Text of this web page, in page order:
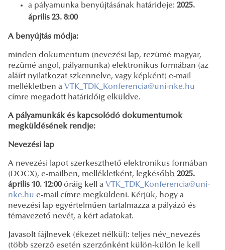
a pályamunka benyújtásának határideje: 2025.
április 23. 8:00
A benyújtás módja:
minden dokumentum (nevezési lap, rezümé magyar,
rezümé angol, pályamunka) elektronikus formában (az
aláírt nyilatkozat szkennelve, vagy képként) e-mail
mellékletben a VTK_TDK_Konferencia@uni-nke.hu
címre megadott határidőig elküldve.
A pályamunkák és kapcsolódó dokumentumok
megküldésének rendje:
Nevezési lap
A nevezési lapot szerkeszthető elektronikus formában
(DOCX), e-mailben, mellékletként, legkésőbb 2025.
április 10. 12:00óráig kell a VTK_TDK_Konferencia@uni-
nke.hu e-mail címre megküldeni. Kérjük, hogy a
nevezési lap egyértelműen tartalmazza a pályázó és
témavezető nevét, a kért adatokat.
Javasolt fájlnevek (ékezet nélkül): teljes név_nevezés
(több szerző esetén szerzőnként külön-külön le kell